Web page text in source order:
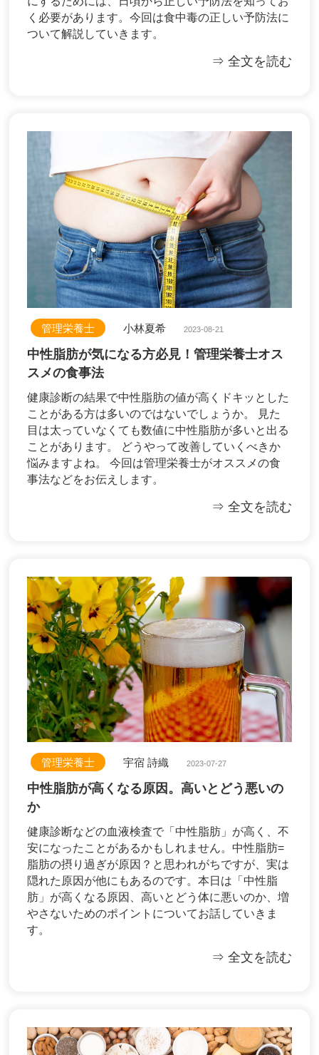
く必要があります。今回は食中毒の正しい予防法に
ついて解説していきます。
⇒ 全文を読む
管理栄養士 小林夏希 2023-08-21
中性脂肪が気になる方必見！管理栄養士オス
スメの食事法
健康診断の結果で中性脂肪の値が高くドキッとした
ことがある方は多いのではないでしょうか。 見た
目は太っていなくても数値に中性脂肪が多いと出る
ことがあります。 どうやって改善していくべきか
悩みますよね。 今回は管理栄養士がオススメの食
事法などをお伝えします。
⇒ 全文を読む
管理栄養士 宇宿 詩織 2023-07-27
中性脂肪が高くなる原因。高いとどう悪いの
か
健康診断などの血液検査で「中性脂肪」が高く、不
安になったことがあるかもしれません。中性脂肪=
脂肪の摂り過ぎが原因？と思われがちですが、実は
隠れた原因が他にもあるのです。本日は「中性脂
肪」が高くなる原因、高いとどう体に悪いのか、増
やさないためのポイントについてお話していきま
す。
⇒ 全文を読む